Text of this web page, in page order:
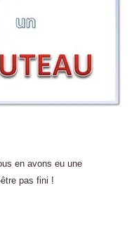
en avons eu une
pas fini !